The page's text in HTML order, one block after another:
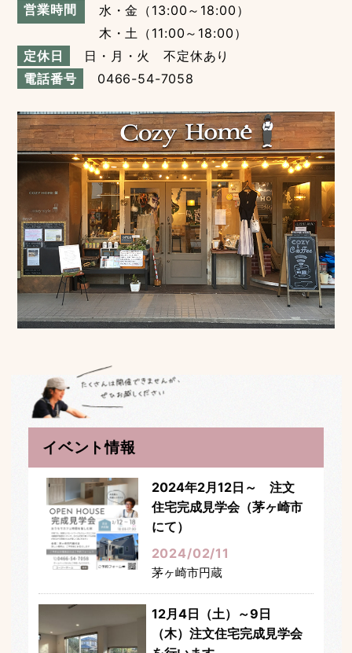
営業時間
水・金（13:00～18:00）
木・土（11:00～18:00）
定休日
日・月・火 不定休あり
電話番号
0466-54-7058
イベント情報
2024年2月12日～ 注文
住宅完成見学会（茅ヶ崎市
にて）
2024/02/11
茅ヶ崎市円蔵
12月4日（土）～9日
（木）注文住宅完成見学会